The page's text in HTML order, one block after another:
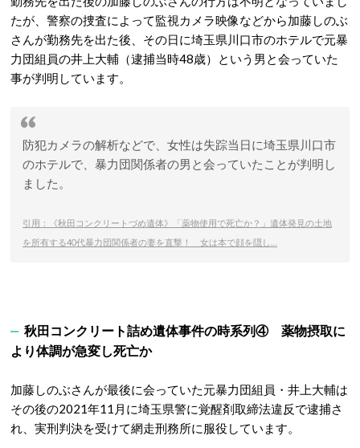
たが、警察の捜査によって監視カメラ映像などから加藤しのぶ
さんが勤務先を出た後、その日に埼玉県川口市のホテルで元暴
力団組員の井上大輔（逮捕当時48歳）という男と会っていた
事が判明しています。
防犯カメラの解析などで、女性は失踪当日に埼玉県川口市
のホテルで、暴力団関係者の男と会っていたことが判明し
ました。
引用：《秋田コンクリートづめ遺体》「薬物使用で死亡か？」遺体発見の土地
を所有する40代暴力団関係者の妻を直撃！ 女は本で顔を隠し…
秋田コンクリート詰め遺体事件の時系列④ 薬物摂取に
より体調が急変し死亡か
加藤しのぶさんが最後に会っていた元暴力団組員・井上大輔は
その後の2021年11月に埼玉県警に覚醒剤取締法違反で逮捕さ
れ、実刑判決を受けて網走刑務所に服役しています。